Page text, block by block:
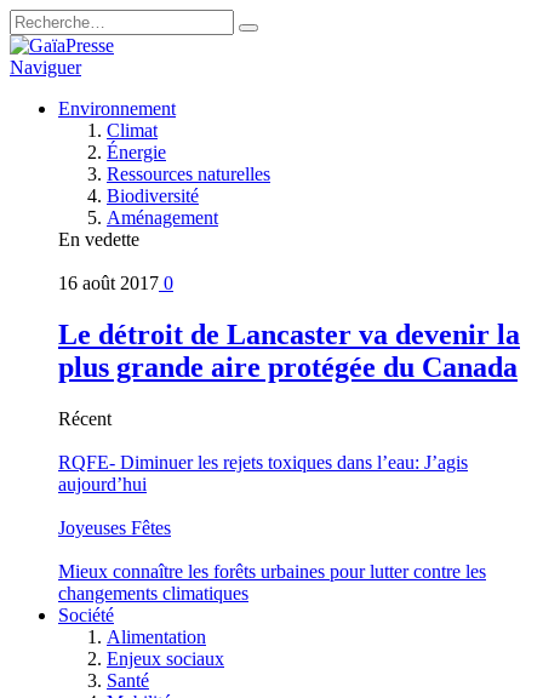
Naviguer
Environnement
Climat
Énergie
Ressources naturelles
Biodiversité
Aménagement
En vedette
16 août 2017 0
Le détroit de Lancaster va devenir la
plus grande aire protégée du Canada
Récent
RQFE- Diminuer les rejets toxiques dans l’eau: J’agis
aujourd’hui
Joyeuses Fêtes
Mieux connaître les forêts urbaines pour lutter contre les
changements climatiques
Société
Alimentation
Enjeux sociaux
Santé